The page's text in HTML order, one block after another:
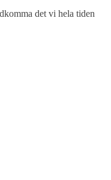
det vi hela tiden